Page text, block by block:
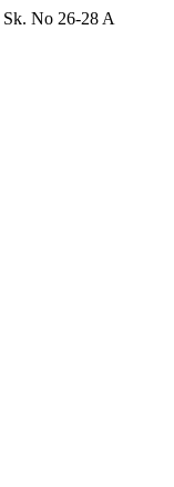
Sk. No 26-28 A